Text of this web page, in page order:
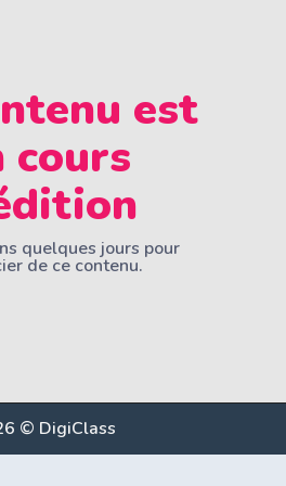
est
cours
quelques jours pour
de ce contenu.
© DigiClass